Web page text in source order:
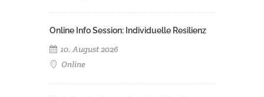
Online Info Session: Individuelle Resilienz
10. August 2026
Online